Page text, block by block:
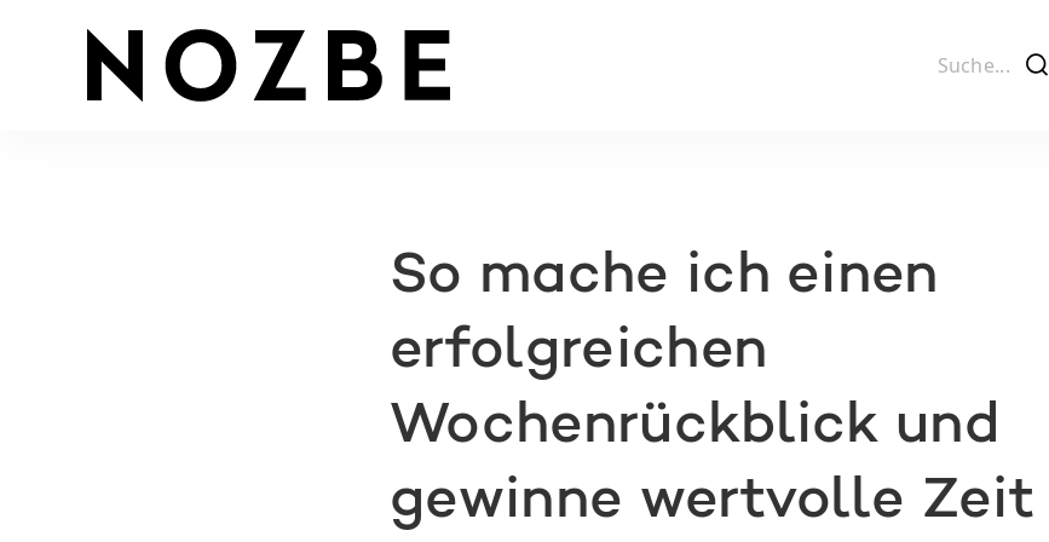
f
So mache ich einen
erfolgreichen
Wochenrückblick und
gewinne wertvolle Zeit